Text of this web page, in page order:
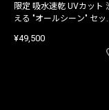
限定 吸水速乾 UVカット
える "オールシーン" セット
¥49,500